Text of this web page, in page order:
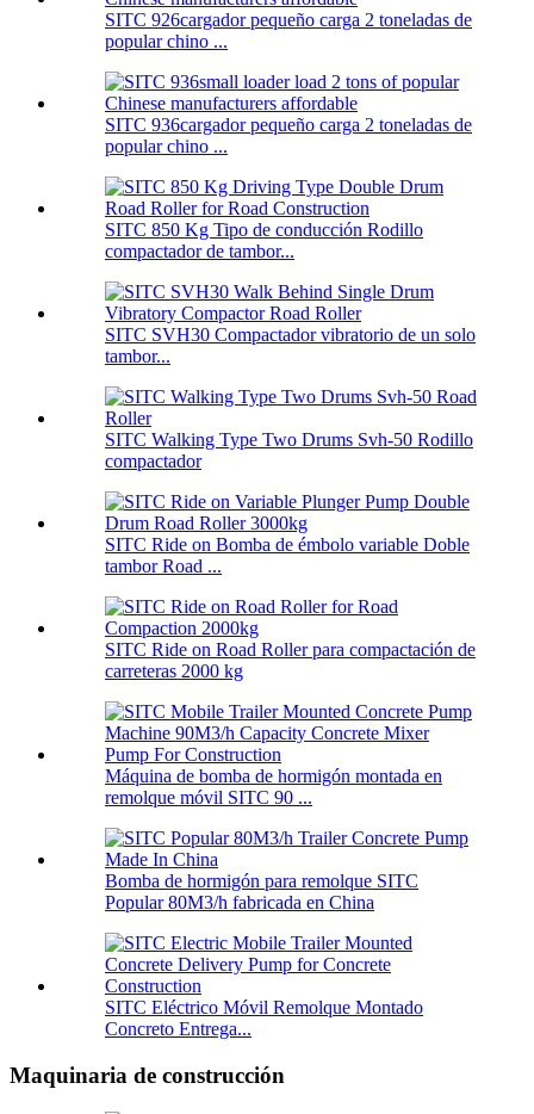
SITC 926cargador pequeño carga 2 toneladas de
popular chino ...
SITC 936cargador pequeño carga 2 toneladas de
popular chino ...
SITC 850 Kg Tipo de conducción Rodillo
compactador de tambor...
SITC SVH30 Compactador vibratorio de un solo
tambor...
SITC Walking Type Two Drums Svh-50 Rodillo
compactador
SITC Ride on Bomba de émbolo variable Doble
tambor Road ...
SITC Ride on Road Roller para compactación de
carreteras 2000 kg
Máquina de bomba de hormigón montada en
remolque móvil SITC 90 ...
Bomba de hormigón para remolque SITC
Popular 80M3/h fabricada en China
SITC Eléctrico Móvil Remolque Montado
Concreto Entrega...
Maquinaria de construcción